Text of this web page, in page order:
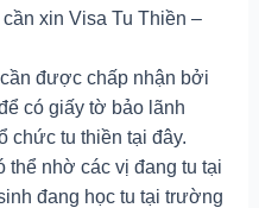
xin Visa Tu Thiền –
được chấp nhận bởi
có giấy tờ bảo lãnh
chức tu thiền tại đây.
thể nhờ các vị đang tu tại
đang học tu tại trường